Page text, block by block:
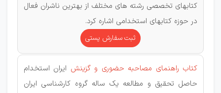
کتابهای تخصصی رشته های مختلف از بهترین ناشران فعال
در حوزه کتابهای استخدامی اشاره کرد.
ثبت سفارش پستی
کتاب راهنمای مصاحبه حضوری و گزینش ایران استخدام
حاصل تحقیق و مطالعه یک ساله گروه کارشناسی ایران